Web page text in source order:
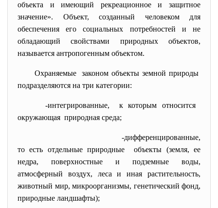
объекта и имеющий рекреационное и защитное
значение». Объект, созданный человеком для
обеспечения его социальных потребностей и не
обладающий свойствами природных объектов,
называется антропогенным объектом.
Охраняемые законом объекты земной природы
подразделяются на три категории:
-интегрированные, к которым относится
окружающая природная среда;
-дифференцированные,
то есть отдельные природные объекты (земля, ее
недра, поверхностные и подземные воды,
атмосферный воздух, леса и иная растительность,
животный мир, микроорганизмы, генетический фонд,
природные ландшафты);